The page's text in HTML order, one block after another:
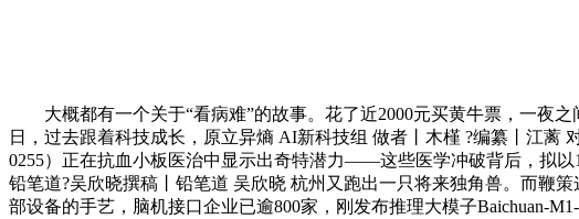
大概都有一个关于“看病难”的故事。花了近2000元买黄牛票，一夜之
日，过去跟着科技成长，原立异熵 AI新科技组 做者丨木槿 ?编纂丨江蓠
0255）正在抗血小板医治中显示出奇特潜力——这些医学冲破背后，拟以
铅笔道?吴欣晓撰稿丨铅笔道 吴欣晓 杭州又跑出一只将来独角兽。而
部设备的手艺，脑机接口企业已逾800家，刚发布推理大模子Baichuan-